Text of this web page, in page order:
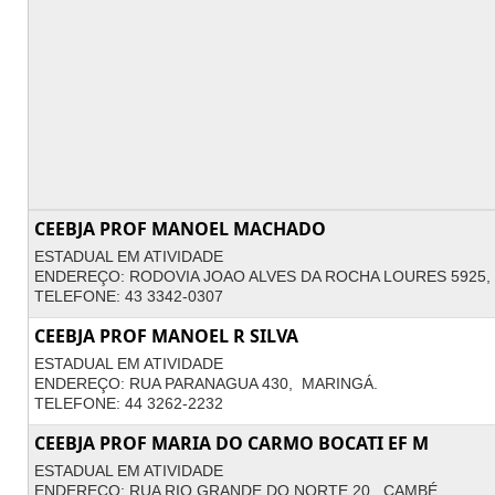
CEEBJA PROF MANOEL MACHADO
ESTADUAL EM ATIVIDADE
ENDEREÇO: RODOVIA JOAO ALVES DA ROCHA LOURES
TELEFONE: 43 3342-0307
CEEBJA PROF MANOEL R SILVA
ESTADUAL EM ATIVIDADE
ENDEREÇO: RUA PARANAGUA 430, MARINGÁ.
TELEFONE: 44 3262-2232
CEEBJA PROF MARIA DO CARMO BOCATI EF M
ESTADUAL EM ATIVIDADE
ENDEREÇO: RUA RIO GRANDE DO NORTE 20, CAMBÉ.